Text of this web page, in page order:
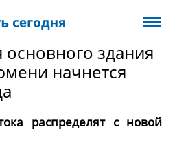
основного здания
начнется
распределят с новой